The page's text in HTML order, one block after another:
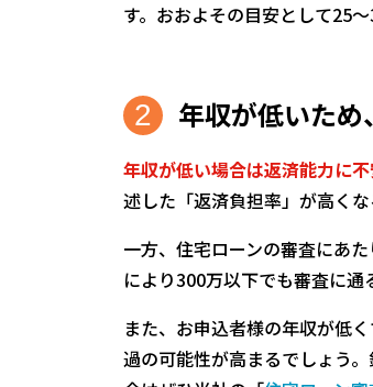
す。おおよその目安として25
年収が低いた
年収が低い場合は返済能力に
述した「返済負担率」が高く
一方、住宅ローンの審査にあ
により300万以下でも審査に通
また、お申込者様の年収が低
過の可能性が高まるでしょう